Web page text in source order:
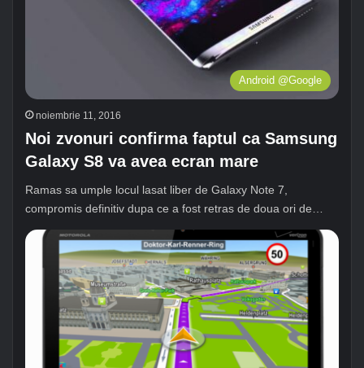
Android @Google
noiembrie 11, 2016
Noi zvonuri confirma faptul ca Samsung
Galaxy S8 va avea ecran mare
Ramas sa umple locul lasat liber de Galaxy Note 7,
compromis definitiv dupa ce a fost retras de doua ori de…